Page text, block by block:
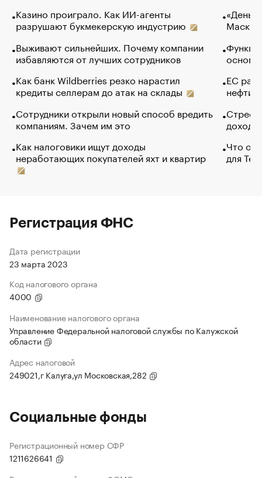
Казино проиграло. Как ИИ-агенты
разрушают букмекерскую индустрию
Выживают сильнейших. Почему компании
избавляются от лучших сотрудников
Как банк Wildberries резко нарастил
кредиты селлерам до атак на склады
Сотрудники открыли новый способ вредить
компаниям. Зачем им это
Как налоговики ищут доходы
неработающих покупателей яхт и квартир
Маск в
основ
ЕС
нефти
Что
для
Регистрация ФНС
Дата регистрации
23 марта 2023
Код налогового органа
4000
Наименование налогового органа
Управление Федеральной налоговой службы по Калужской
области
Адрес налоговой
249021,г Калуга,ул Московская,282
Социальные фонды
Регистрационный номер СФР
1211626641